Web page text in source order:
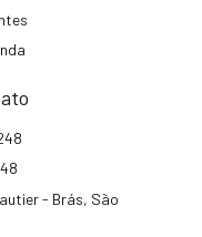
- Brás, São